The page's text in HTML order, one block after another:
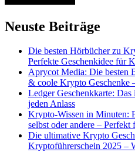
Neuste Beiträge
Die besten Hörbücher zu
Perfekte Geschenkidee für
Aprycot Media: Die besten
& coole Krypto Geschenke
Ledger Geschenkkarte:
jeden Anlass
Krypto-Wissen in Minuten:
selbst oder andere – Perfekt
Die ultimative Krypto
Kryptoführerschein 2025 –